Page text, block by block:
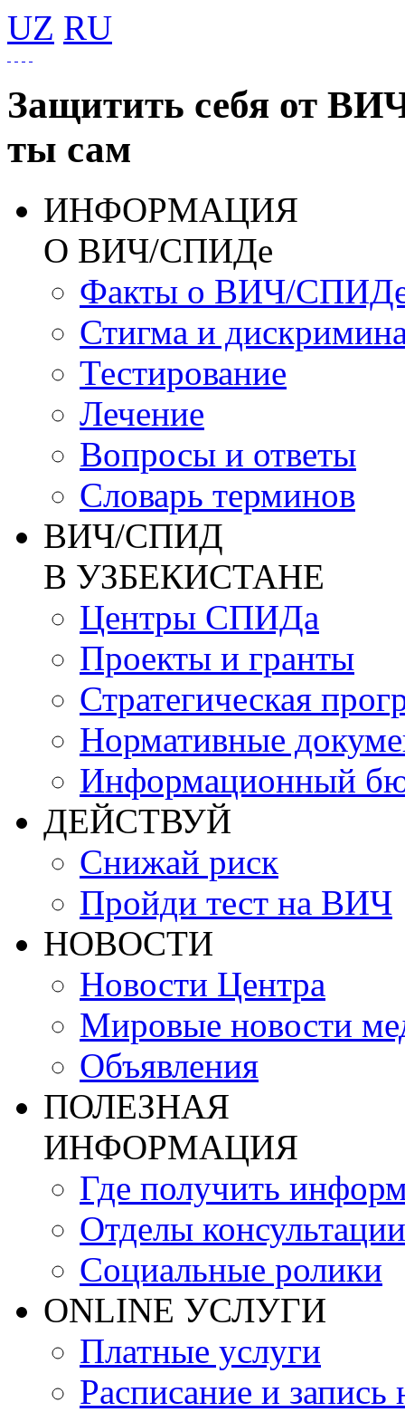
UZ RU
Защитить себя от
ты сам
ИНФОРМАЦИЯ
О ВИЧ/СПИДе
Факты о ВИЧ/
Стигма и
Тестирование
Лечение
Вопросы и ответы
Словарь терминов
ВИЧ/СПИД
В УЗБЕКИСТАНЕ
Центры СПИДа
Проекты и гранты
Стратегическая
Нормативные
Информационный
ДЕЙСТВУЙ
Снижай риск
Пройди тест на ВИЧ
НОВОСТИ
Новости Центра
Мировые новости
Объявления
ПОЛЕЗНАЯ
ИНФОРМАЦИЯ
Где получить
Отделы консультации
Социальные ролики
ONLINE УСЛУГИ
Платные услуги
Расписание и запись